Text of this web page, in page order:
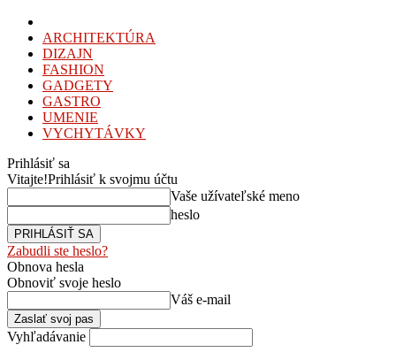
ARCHITEKTÚRA
DIZAJN
FASHION
GADGETY
GASTRO
UMENIE
VYCHYTÁVKY
Prihlásiť sa
Vitajte!Prihlásiť k svojmu účtu
Vaše užívateľské meno
heslo
Zabudli ste heslo?
Obnova hesla
Obnoviť svoje heslo
Váš e-mail
Vyhľadávanie